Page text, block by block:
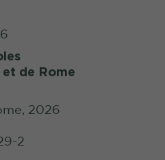
et de Rome
2026
2